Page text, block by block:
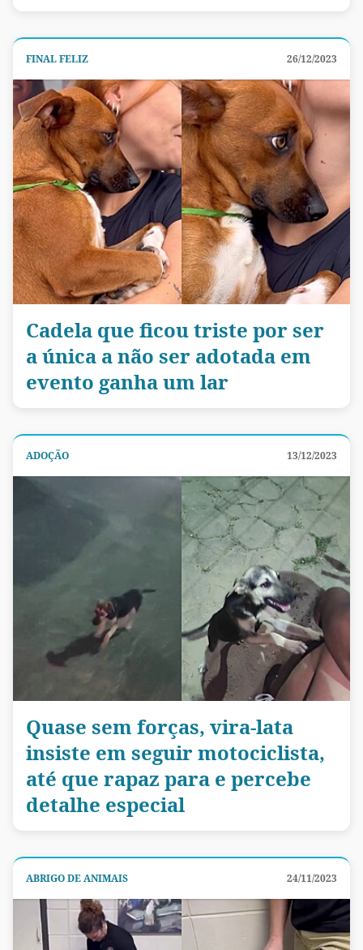
FINAL FELIZ 26/12/2023
Cadela que ficou triste por ser
a única a não ser adotada em
evento ganha um lar
ADOÇÃO 13/12/2023
Quase sem forças, vira-lata
insiste em seguir motociclista,
até que rapaz para e percebe
detalhe especial
ABRIGO DE ANIMAIS 24/11/2023